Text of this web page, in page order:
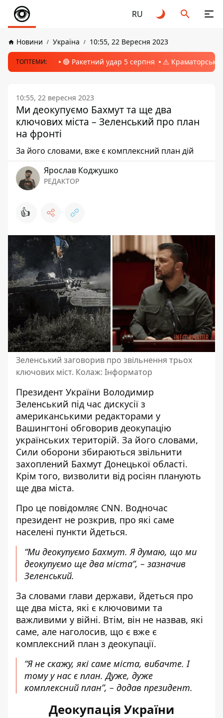
RU
Новини Україна 10:55, 22 Вересня 2023
ТОПТЕМИ: 🔴 Ракетний удар 5 серпня ⚠️ Краматорськ,
10:55, 22 вересня 2023
Ми деокупуємо Бахмут та ще два
ключових міста – Зеленський про план
на фронті
За його словами, вже є комплексний план дій
Ярослав Коджушко
РЕДАКТОР
👍
Зеленський заговорив про звільнення трьох
ключових міст. Колаж: Інформатор
Президент України Володимир
Зеленський під час дискусії з
американськими редакторами у
Вашингтоні обговорив деокупацію
українських територій. За його словами,
Сили оборони збираються звільнити
захоплений Бахмут Донецької області.
Крім того, визволити від росіян планують
ще два міста.
Про це повідомляє CNN. Водночас
президент не розкрив, про які саме
населені пункти йдеться.
“Ми деокупуємо Бахмут. Я думаю, що ми
деокупуємо ще два міста”, – зазначив
Зеленський.
За словами глави держави, йдеться про
ще два міста, які є ключовими та
важливими у війні. Втім, він не назвав, які
саме, але наголосив, що є вже є
комплексний план з деокупації.
“Я не скажу, які саме міста, вибачте. І
тому у нас є план. Дуже, дуже
комплексний план”, – додав президент.
Деокупація України